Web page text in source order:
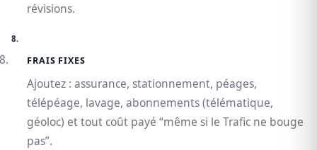
révisions.
FRAIS FIXES
Ajoutez : assurance, stationnement, péages,
télépéage, lavage, abonnements (télématique,
géoloc) et tout coût payé “même si le Trafic ne bouge
pas”.